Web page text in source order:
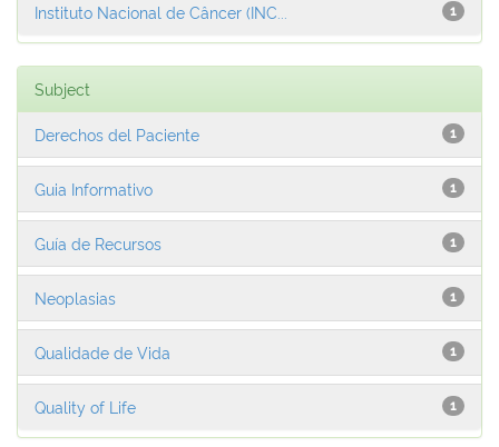
1
Instituto Nacional de Câncer (INC...
Subject
1
Derechos del Paciente
1
Guia Informativo
1
Guía de Recursos
1
Neoplasias
1
Qualidade de Vida
1
Quality of Life